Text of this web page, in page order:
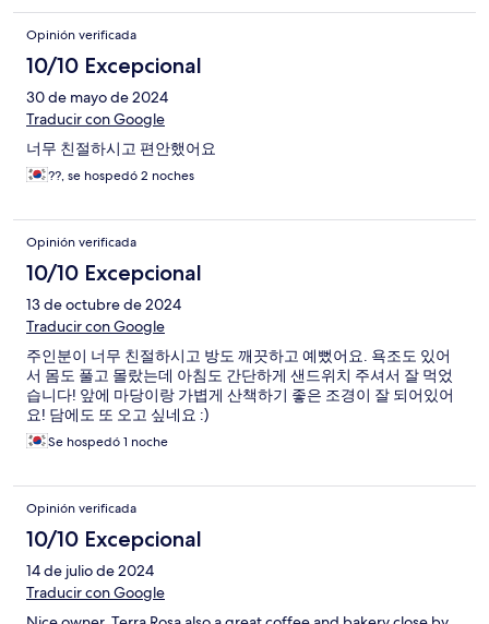
Opinión verificada
10/10 Excepcional
30 de mayo de 2024
Traducir con Google
너무 친절하시고 편안했어요
??, se hospedó 2 noches
Opinión verificada
10/10 Excepcional
13 de octubre de 2024
Traducir con Google
주인분이 너무 친절하시고 방도 깨끗하고 예뻤어요. 욕조도 있어
서 몸도 풀고 몰랐는데 아침도 간단하게 샌드위치 주셔서 잘 먹었
습니다! 앞에 마당이랑 가볍게 산책하기 좋은 조경이 잘 되어있어
요! 담에도 또 오고 싶네요 :)
Se hospedó 1 noche
Opinión verificada
10/10 Excepcional
14 de julio de 2024
Traducir con Google